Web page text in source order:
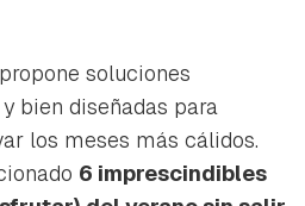
soluciones
bien diseñadas para
los meses más cálidos.
6 imprescindibles